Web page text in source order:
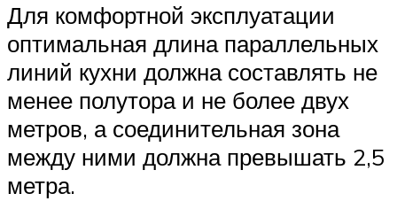
Для комфортной эксплуатации
оптимальная длина параллельных
линий кухни должна составлять не
менее полутора и не более двух
метров, а соединительная зона
между ними должна превышать 2,5
метра.